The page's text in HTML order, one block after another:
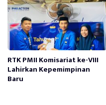
RTK PMII Komisariat ke-VIII
Lahirkan Kepemimpinan
Baru